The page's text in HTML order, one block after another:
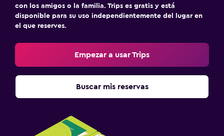
con los amigos o la familia. Trips es gratis y está
disponible para su uso independientemente del lugar en
el que reserves.
Empezar a usar Trips
Buscar mis reservas